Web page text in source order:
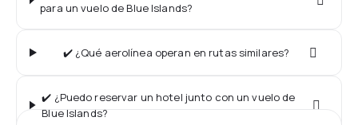
para un vuelo de Blue Islands?
✔️ ¿Qué aerolínea operan en rutas similares?
✔️ ¿Puedo reservar un hotel junto con un vuelo de
Blue Islands?